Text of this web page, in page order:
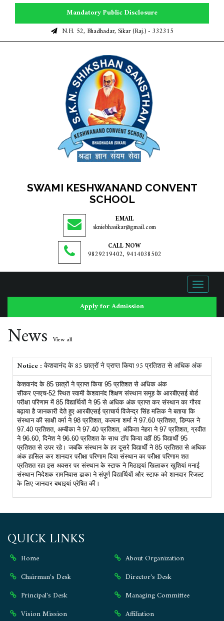
Mandatory Public Disclosure
N.H. 52, Bhadhadar, Sikar (Raj.) - 332315
SWAMI KESHWANAND CONVENT
SCHOOL
EMAIL
skniebhasikar@gmail.com
CALL NOW
9829219402, 9414038502
Toggle
Apply for Admission
News View all
Notice : केशवानंद के 85 छात्रों ने प्राप्त किया 95 प्रतिशत से अधिक अंक
केशवानंद के 85 छात्रों ने प्राप्त किया 95 प्रतिशत से अधिक अंक
सीकर एनएच-52 स्थित स्वामी केशवानंद शिक्षण संस्थान समूह के आरबीएसई बोर्ड
परीक्षा परिणाम में 85 विद्यार्थियों ने 95 से अधिक अंक प्राप्त कर संस्थान का गौरव
बढ़ाया है जानकारी देते हुए आरबीएसई प्राचार्य विजेन्द्र सिंह मलिक ने बताया कि
संस्थान की साक्षी वर्मा ने 98 प्रतिशत, कल्पना शर्मा ने 97.60 प्रतिशत, डिम्पल ने
97.40 प्रतिशत, अम्बीका ने 97.40 प्रतिशत, अंकिता नेहरा ने 97 प्रतिशत, ग्रवीत
ने 96.60, दिनेश ने 96.60 प्रतिशत के साथ टॉप किया वहीं 85 विद्यार्थी 95
प्रतिशत से उपर रहे। जबकि संस्थान के हर दूसरे विद्यार्थी ने 85 प्रतिशत से अधिक
अंक हासिल कर शानदार परीक्षा परिणाम दिया संस्थान का परीक्षा परिणाम शत
प्रतिशत रहा इस अवसर पर संस्थान के स्टाफ ने मिठाइयां खिलाकर खुशियां मनाई
संस्थान निदेशक रामनिवास ढाका ने संपूर्ण विद्यार्थियों और स्टाफ को शानदार रिजल्ट
के लिए जानदार बधाइयां प्रेषित की।
QUICK LINKS
Home
About Organization
Chairman's Desk
Director's Desk
Principal's Desk
Managing Committee
Vision Mission
Affiliation